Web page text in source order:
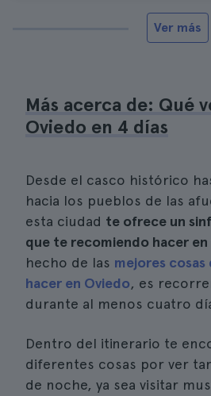
Ver más
Más acerca de: Qué
Oviedo en 4 días
Desde el casco histórico
hacia los pueblos de las
esta ciudad te ofrece un
que te recomiendo hacer
hecho de las mejores cosas
hacer en Oviedo, es
durante al menos cuatro
Dentro del itinerario te
diferentes cosas por ver
de noche, ya sea visitar